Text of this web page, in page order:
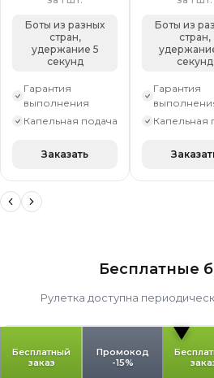
Боты из разных
стран,
удержание 5
секунд
Гарантия
выполнения
Капельная подача
Заказать
Боты из
стран,
секунд
Гарантия
Капельная
Бесплатные
Рулетка доступна
Бесплатный
заказ
Промокод
-15%